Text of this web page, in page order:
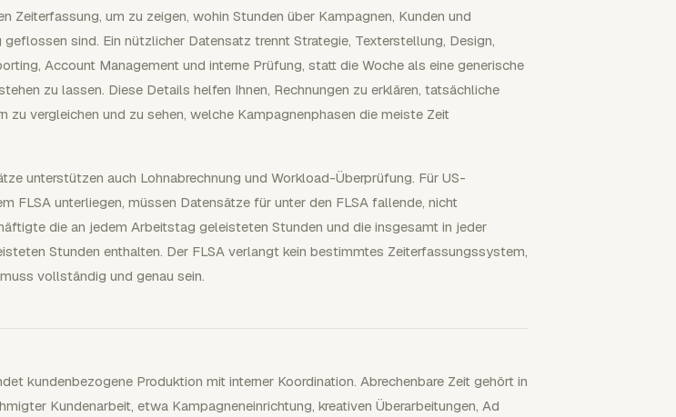
Zeiterfassung, um zu zeigen, wohin Stunden über Kampagnen, Kunden und
geflossen sind. Ein nützlicher Datensatz trennt Strategie, Texterstellung, Design,
Account Management und interne Prüfung, statt die Woche als eine generische
zu lassen. Diese Details helfen Ihnen, Rechnungen zu erklären, tatsächliche
zu vergleichen und zu sehen, welche Kampagnenphasen die meiste Zeit
unterstützen auch Lohnabrechnung und Workload-Überprüfung. Für US-
FLSA unterliegen, müssen Datensätze für unter den FLSA fallende, nicht
die an jedem Arbeitstag geleisteten Stunden und die insgesamt in jeder
Stunden enthalten. Der FLSA verlangt kein bestimmtes Zeiterfassungssystem,
vollständig und genau sein.
kundenbezogene Produktion mit interner Koordination. Abrechenbare Zeit gehört in
Kundenarbeit, etwa Kampagneneinrichtung, kreativen Überarbeitungen, Ad